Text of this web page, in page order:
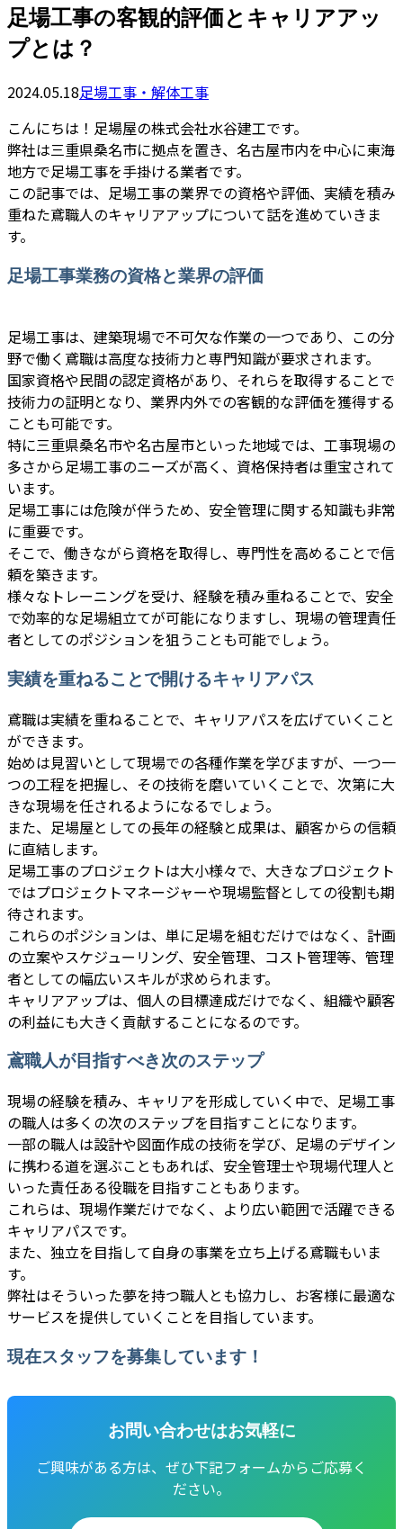
足場工事の客観的評価とキャリアアッ
プとは？
2024.05.18足場工事・解体工事
こんにちは！足場屋の株式会社水谷建工です。
弊社は三重県桑名市に拠点を置き、名古屋市内を中心に東海
地方で足場工事を手掛ける業者です。
この記事では、足場工事の業界での資格や評価、実績を積み
重ねた鳶職人のキャリアアップについて話を進めていきま
す。
足場工事業務の資格と業界の評価
足場工事は、建築現場で不可欠な作業の一つであり、この分
野で働く鳶職は高度な技術力と専門知識が要求されます。
国家資格や民間の認定資格があり、それらを取得することで
技術力の証明となり、業界内外での客観的な評価を獲得する
ことも可能です。
特に三重県桑名市や名古屋市といった地域では、工事現場の
多さから足場工事のニーズが高く、資格保持者は重宝されて
います。
足場工事には危険が伴うため、安全管理に関する知識も非常
に重要です。
そこで、働きながら資格を取得し、専門性を高めることで信
頼を築きます。
様々なトレーニングを受け、経験を積み重ねることで、安全
で効率的な足場組立てが可能になりますし、現場の管理責任
者としてのポジションを狙うことも可能でしょう。
実績を重ねることで開けるキャリアパス
鳶職は実績を重ねることで、キャリアパスを広げていくこと
ができます。
始めは見習いとして現場での各種作業を学びますが、一つ一
つの工程を把握し、その技術を磨いていくことで、次第に大
きな現場を任されるようになるでしょう。
また、足場屋としての長年の経験と成果は、顧客からの信頼
に直結します。
足場工事のプロジェクトは大小様々で、大きなプロジェクト
ではプロジェクトマネージャーや現場監督としての役割も期
待されます。
これらのポジションは、単に足場を組むだけではなく、計画
の立案やスケジューリング、安全管理、コスト管理等、管理
者としての幅広いスキルが求められます。
キャリアアップは、個人の目標達成だけでなく、組織や顧客
の利益にも大きく貢献することになるのです。
鳶職人が目指すべき次のステップ
現場の経験を積み、キャリアを形成していく中で、足場工事
の職人は多くの次のステップを目指すことになります。
一部の職人は設計や図面作成の技術を学び、足場のデザイン
に携わる道を選ぶこともあれば、安全管理士や現場代理人と
いった責任ある役職を目指すこともあります。
これらは、現場作業だけでなく、より広い範囲で活躍できる
キャリアパスです。
また、独立を目指して自身の事業を立ち上げる鳶職もいま
す。
弊社はそういった夢を持つ職人とも協力し、お客様に最適な
サービスを提供していくことを目指しています。
現在スタッフを募集しています！
お問い合わせはお気軽に
ご興味がある方は、ぜひ下記フォームからご応募く
ださい。